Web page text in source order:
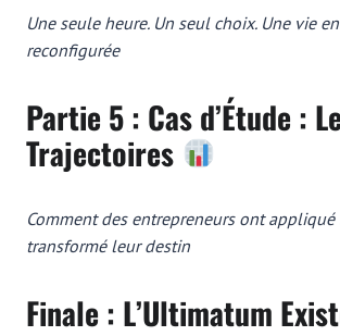
Une seule heure. Un seul choix. Une vie
reconfigurée
Partie 5 : Cas d’Étude :
Trajectoires
Comment des entrepreneurs ont
transformé leur destin
Finale : L’Ultimatum